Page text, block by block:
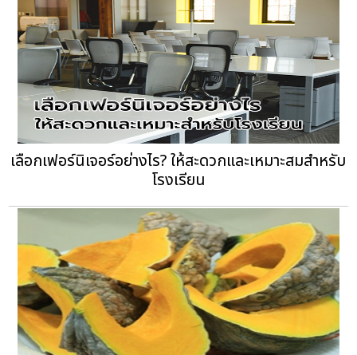
เลือกเฟอร์นิเจอร์อย่างไร? ให้สะดวกและเหมาะสมสำหรับ
โรงเรียน